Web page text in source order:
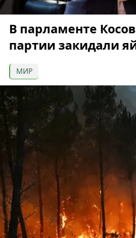
В парламенте
партии закидали
МИР